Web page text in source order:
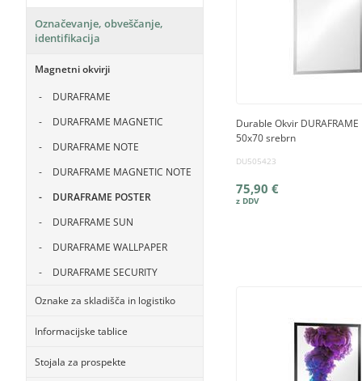
Označevanje, obveščanje,
identifikacija
Magnetni okvirji
DURAFRAME
DURAFRAME MAGNETIC
DURAFRAME NOTE
DURAFRAME MAGNETIC NOTE
DURAFRAME POSTER
DURAFRAME SUN
DURAFRAME WALLPAPER
DURAFRAME SECURITY
Oznake za skladišča in logistiko
Informacijske tablice
Stojala za prospekte
Durable Okvir DURAFRAME
50x70 srebrn
DU505423
75,90 €